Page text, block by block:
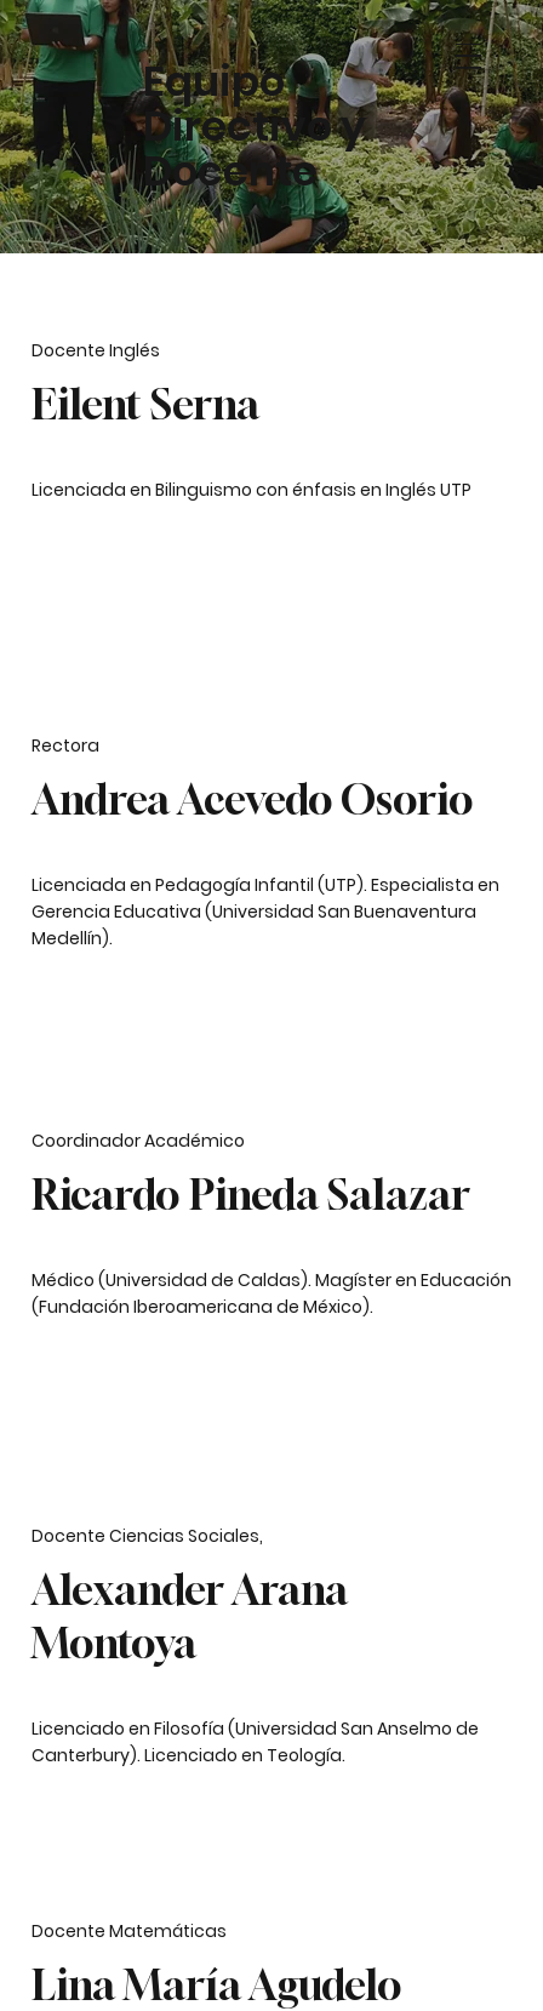
Equipo
Directivo y
Docente
Docente Inglés
Eilent Serna
Licenciada en Bilinguismo con énfasis en Inglés UTP
Rectora
Andrea Acevedo Osorio
Licenciada en Pedagogía Infantil (UTP). Especialista en
Gerencia Educativa (Universidad San Buenaventura
Medellín).
Coordinador Académico
Ricardo Pineda Salazar
Médico (Universidad de Caldas). Magíster en Educación
(Fundación Iberoamericana de México).
Docente Ciencias Sociales,
Alexander Arana
Montoya
Licenciado en Filosofía (Universidad San Anselmo de
Canterbury). Licenciado en Teología.
Docente Matemáticas
Lina María Agudelo